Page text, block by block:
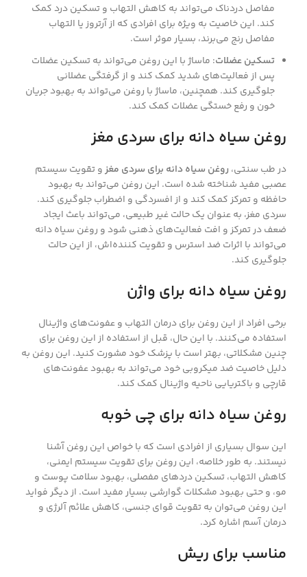
مفاصل دردناک می‌تواند به کاهش التهاب و تسکین درد کمک
کند. این خاصیت به ویژه برای افرادی که از آرتروز یا التهاب
مفاصل رنج می‌برند، بسیار موثر است.
تسکین عضلات: ماساژ با این روغن می‌تواند به تسکین عضلات
پس از فعالیت‌های شدید کمک کند و از گرفتگی عضلانی
جلوگیری کند. همچنین، ماساژ با روغن می‌تواند به بهبود جریان
خون و رفع خستگی عضلات کمک کند.
روغن سیاه دانه برای سردی مغز
در طب سنتی، روغن سیاه دانه برای سردی مغزو تقویت سیستم
عصبی مفید شناخته شده است. این روغن می‌تواند به بهبود
حافظه و تمرکز کمک کند و از افسردگی و اضطراب جلوگیری کند.
سردی مغز، به عنوان یک حالت غیر طبیعی، می‌تواند باعث ایجاد
ضعف در تمرکز و افت فعالیت‌های ذهنی شود و روغن سیاه دانه
می‌تواند با اثرات ضد استرس و تقویت کننده‌اش، از این حالت
جلوگیری کند.
روغن سیاه دانه برای واژن
برخی افراد از این روغن برای درمان التهاب و عفونت‌های واژینال
استفاده می‌کنند. با این حال، قبل از استفاده از این روغن برای
چنین مشکلاتی، بهتر است با پزشک خود مشورت کنید. این روغن به
دلیل خاصیت ضد میکروبی خود می‌تواند به بهبود عفونت‌های
قارچی و باکتریایی ناحیه واژینال کمک کند.
روغن سیاه دانه برای چی خوبه
این سوال بسیاری از افرادی است که با خواص این روغن آشنا
نیستند. به طور خلاصه، این روغن برای تقویت سیستم ایمنی،
کاهش التهاب، تسکین دردهای مفصلی، بهبود سلامت پوست و
مو، و حتی بهبود مشکلات گوارشی بسیار مفید است. از دیگر فواید
این روغن می‌توان به تقویت قوای جنسی، کاهش علائم آلرژی و
درمان آسم اشاره کرد.
مناسب برای ریش